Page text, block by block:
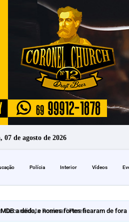
07 de agosto de 2026
Polícia Interior Vídeos
a dedo, e nomes fortes ficaram de fora